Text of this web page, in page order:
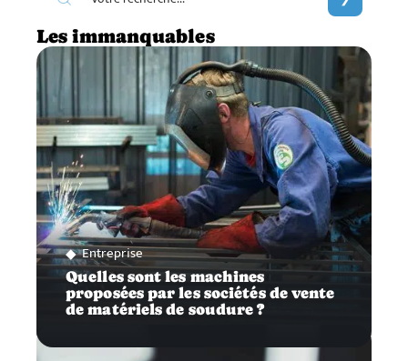
Les immanquables
Entreprise
Quelles sont les machines
proposées par les sociétés de vente
de matériels de soudure ?